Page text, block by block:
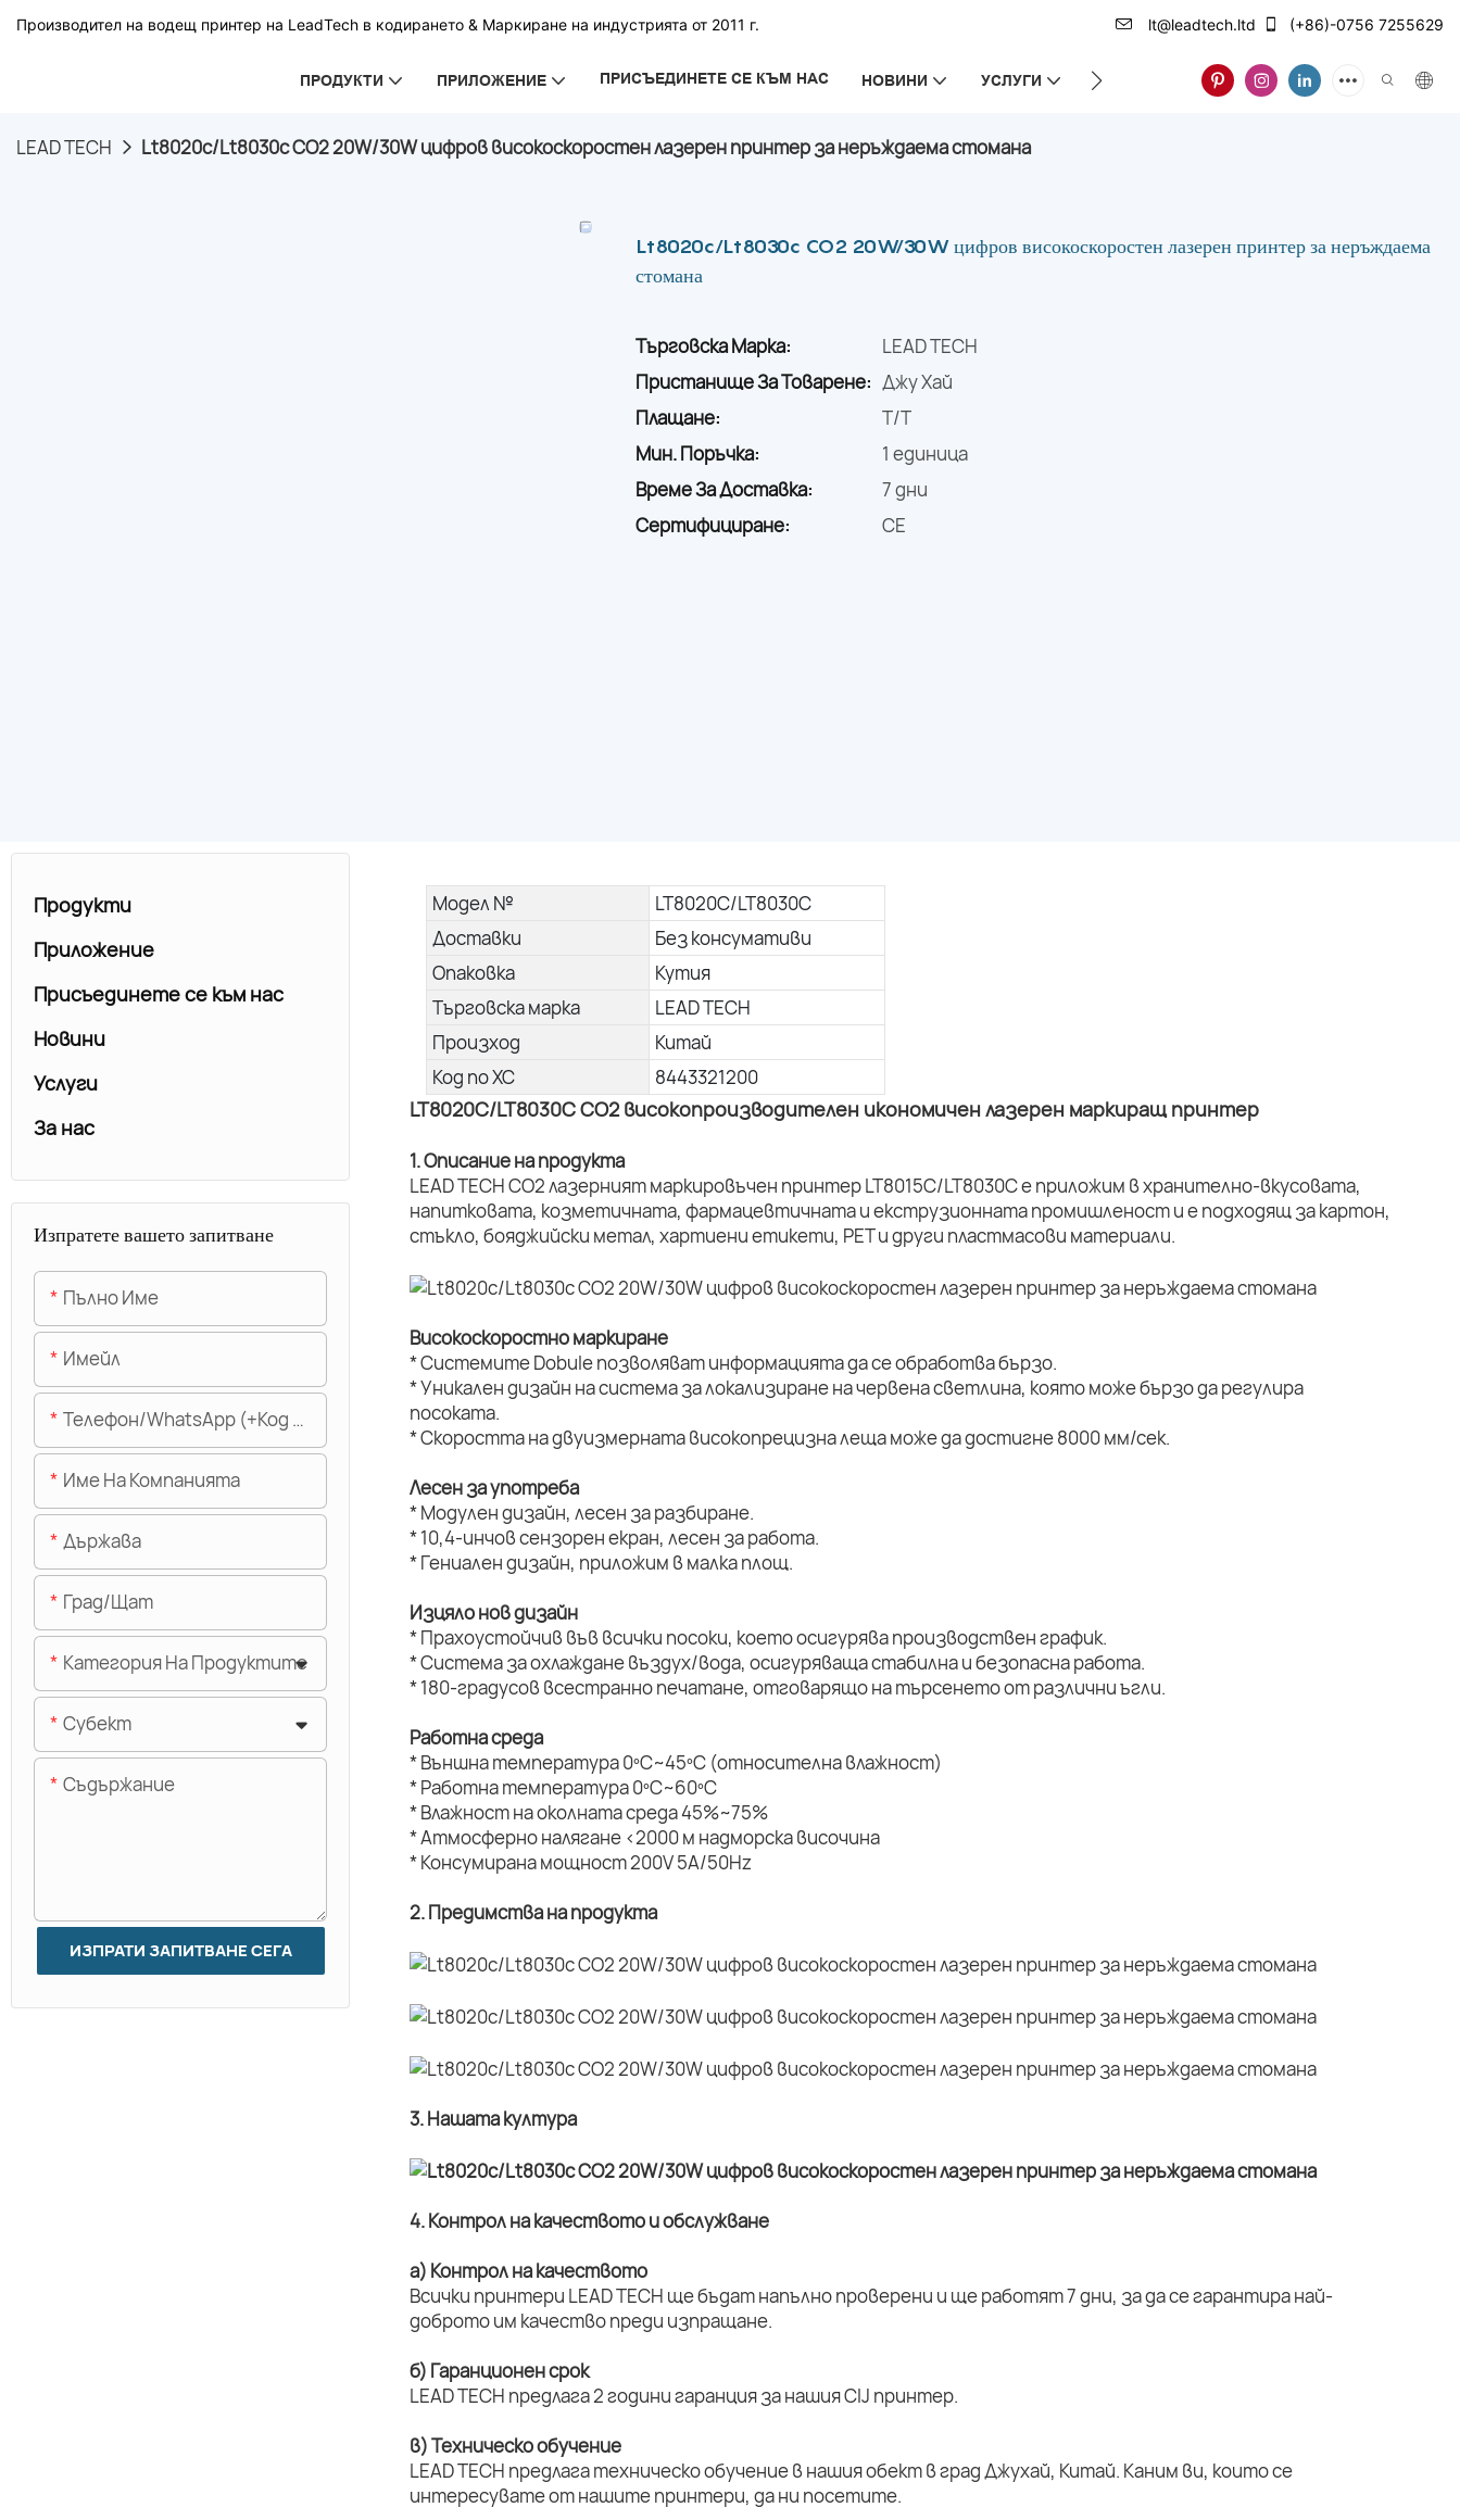
Производител на водещ принтер на LeadTech в кодирането & Маркиране на индустрията от 2011 г. lt@leadtech.ltd (+86)-0756 7255629
ПРОДУКТИ ПРИЛОЖЕНИЕ ПРИСЪЕДИНЕТЕ СЕ КЪМ НАС НОВИНИ УСЛУГИ ЗА НАС
LEAD TECH Lt8020c/Lt8030c CO2 20W/30W цифров високоскоростен лазерен принтер за неръждаема стомана
Lt8020c/Lt8030c CO2 20W/30W цифров високоскоростен лазерен принтер за неръждаема
стомана
Търговска Марка:
LEAD TECH
Пристанище За Товарене: Джу Хай
Плащане:
T/T
Мин. Поръчка:
1 единица
Време За Доставка:
7 дни
Сертифициране:
CE
Модел №
LT8020C/LT8030C
Доставки
Без консумативи
Опаковка
Кутия
Търговска марка
LEAD TECH
Произход
Китай
Код по ХС
8443321200
LT8020C/LT8030C CO2 високопроизводителен икономичен лазерен маркиращ принтер
1. Описание на продукта
LEAD TECH CO2 лазерният маркировъчен принтер LT8015C/LT8030C е приложим в хранително-вкусовата,
напитковата, козметичната, фармацевтичната и екструзионната промишленост и е подходящ за картон,
стъкло, бояджийски метал, хартиени етикети, PET и други пластмасови материали.
Високоскоростно маркиране
* Системите Dobule позволяват информацията да се обработва бързо.
* Уникален дизайн на система за локализиране на червена светлина, която може бързо да регулира
посоката.
* Скоростта на двуизмерната високопрецизна леща може да достигне 8000 мм/сек.
Лесен за употреба
* Модулен дизайн, лесен за разбиране.
* 10,4-инчов сензорен екран, лесен за работа.
* Гениален дизайн, приложим в малка площ.
Изцяло нов дизайн
* Прахоустойчив във всички посоки, което осигурява производствен график.
* Система за охлаждане въздух/вода, осигуряваща стабилна и безопасна работа.
* 180-градусов всестранно печатане, отговарящо на търсенето от различни ъгли.
Работна среда
* Външна температура 0ºC~45ºC (относителна влажност)
* Работна температура 0ºC~60ºC
* Влажност на околната среда 45%~75%
* Атмосферно налягане <2000 м надморска височина
* Консумирана мощност 200V 5A/50Hz
2. Предимства на продукта
3. Нашата култура
4. Контрол на качеството и обслужване
а) Контрол на качеството
Всички принтери LEAD TECH ще бъдат напълно проверени и ще работят 7 дни, за да се гарантира най-
доброто им качество преди изпращане.
б) Гаранционен срок
LEAD TECH предлага 2 години гаранция за нашия CIJ принтер.
в) Техническо обучение
LEAD TECH предлага техническо обучение в нашия обект в град Джухай, Китай. Каним ви, които се
интересувате от нашите принтери, да ни посетите.
Продукти
Приложение
Присъединете се към нас
Новини
Услуги
За нас
Изпратете вашето запитване
Пълно Име
Имейл
Телефон/WhatsApp (+Код На Областта)
Име На Компанията
Държава
Град/щат
Категория На Продуктите
Субект
Съдържание
ИЗПРАТИ ЗАПИТВАНЕ СЕГА